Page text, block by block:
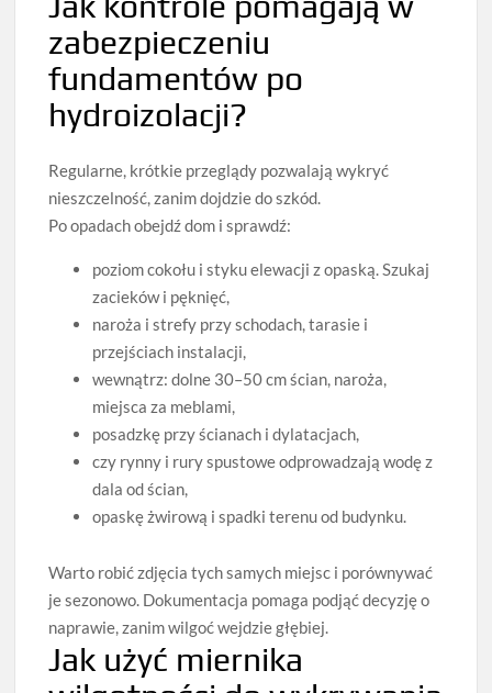
zabezpieczeniu
fundamentów po
hydroizolacji?
Regularne, krótkie przeglądy pozwalają wykryć
nieszczelność, zanim dojdzie do szkód.
Po opadach obejdź dom i sprawdź:
poziom cokołu i styku elewacji z opaską. Szukaj
zacieków i pęknięć,
naroża i strefy przy schodach, tarasie i
przejściach instalacji,
wewnątrz: dolne 30–50 cm ścian, naroża,
miejsca za meblami,
posadzkę przy ścianach i dylatacjach,
czy rynny i rury spustowe odprowadzają wodę z
dala od ścian,
opaskę żwirową i spadki terenu od budynku.
Warto robić zdjęcia tych samych miejsc i porównywać
je sezonowo. Dokumentacja pomaga podjąć decyzję o
naprawie, zanim wilgoć wejdzie głębiej.
Jak użyć miernika